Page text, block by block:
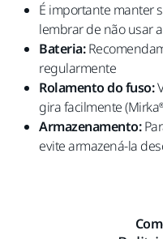
É importante manter
lembrar de não usar
Bateria:
regularmente
Rolamento do fuso:
gira facilmente
Armazenamento:
evite armazená-la